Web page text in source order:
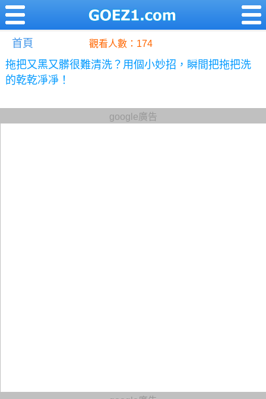
首頁 觀看人數：174
拖把又黑又髒很難清洗？用個小妙招，瞬間把拖把洗
的乾乾凈凈！
google廣告